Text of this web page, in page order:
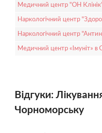
Медичний центр "ОН
Наркологічний центр
Наркологічний центр
Медичний центр «Імуніт» в
Відгуки:
Чорноморську